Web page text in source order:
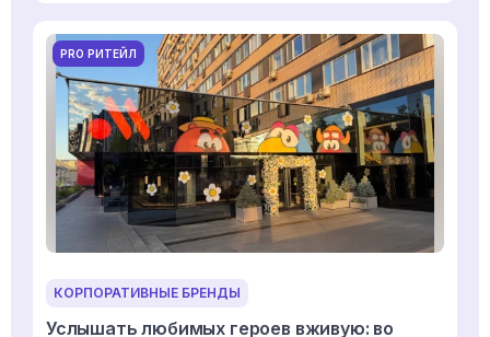
PRO РИТЕЙЛ
КОРПОРАТИВНЫЕ БРЕНДЫ
Услышать любимых героев вживую: во